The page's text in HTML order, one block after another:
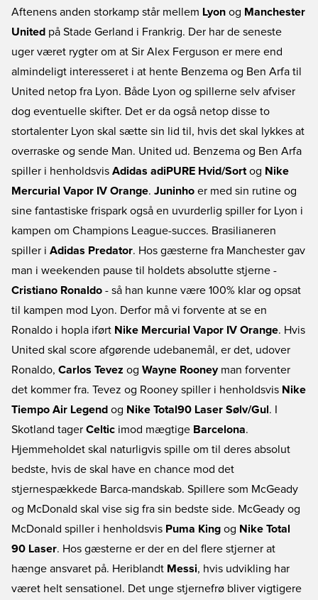
Aftenens anden storkamp står mellem Lyon og Manchester
United på Stade Gerland i Frankrig. Der har de seneste
uger været rygter om at Sir Alex Ferguson er mere end
almindeligt interesseret i at hente Benzema og Ben Arfa til
United netop fra Lyon. Både Lyon og spillerne selv afviser
dog eventuelle skifter. Det er da også netop disse to
stortalenter Lyon skal sætte sin lid til, hvis det skal lykkes at
overraske og sende Man. United ud. Benzema og Ben Arfa
spiller i henholdsvis Adidas adiPURE Hvid/Sort og Nike
Mercurial Vapor IV Orange. Juninho er med sin rutine og
sine fantastiske frispark også en uvurderlig spiller for Lyon i
kampen om Champions League-succes. Brasilianeren
spiller i Adidas Predator. Hos gæsterne fra Manchester gav
man i weekenden pause til holdets absolutte stjerne -
Cristiano Ronaldo - så han kunne være 100% klar og opsat
til kampen mod Lyon. Derfor må vi forvente at se en
Ronaldo i hopla iført Nike Mercurial Vapor IV Orange. Hvis
United skal score afgørende udebanemål, er det, udover
Ronaldo, Carlos Tevez og Wayne Rooneyman forventer
det kommer fra. Tevez og Rooney spiller i henholdsvis Nike
Tiempo Air Legend og Nike Total90 Laser Sølv/Gul . I
Skotland tager Celtic imod mægtige Barcelona.
Hjemmeholdet skal naturligvis spille om til deres absolut
bedste, hvis de skal have en chance mod det
stjernespækkede Barca-mandskab. Spillere som McGeady
og McDonald skal vise sig fra sin bedste side. McGeady og
McDonald spiller i henholdsvis Puma King og Nike Total
90 Laser. Hos gæsterne er der en del flere stjerner at
hænge ansvaret på. Heriblandt Messi, hvis udvikling har
været helt sensationel. Det unge stjernefrø bliver vigtigere